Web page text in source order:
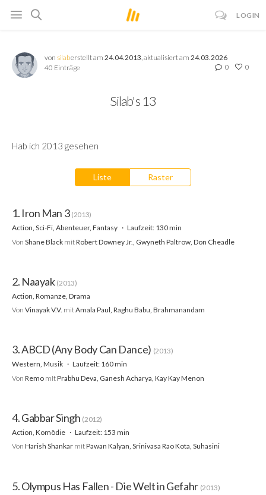
LOGIN
von silaberstellt am24.04.2013 , aktualisiert am24.03.2026
40 Einträge
0 0
Silab's 13
Hab ich 2013 gesehen
Liste Raster
1. Iron Man 3 (2013)
Action, Sci-Fi, Abenteuer, Fantasy
Laufzeit: 130 min
Von Shane Black mitRobert Downey Jr., Gwyneth Paltrow, Don Cheadle
2. Naayak (2013)
Action, Romanze, Drama
Von Vinayak V.V. mitAmala Paul, Raghu Babu, Brahmanandam
3. ABCD (Any Body Can Dance) (2013)
Western, Musik
Laufzeit: 160 min
Von Remo mitPrabhu Deva, Ganesh Acharya, Kay Kay Menon
4. Gabbar Singh (2012)
Action, Komödie
Laufzeit: 153 min
Von Harish Shankar mitPawan Kalyan, Srinivasa Rao Kota, Suhasini
5. Olympus Has Fallen - Die Welt in Gefahr (2013)